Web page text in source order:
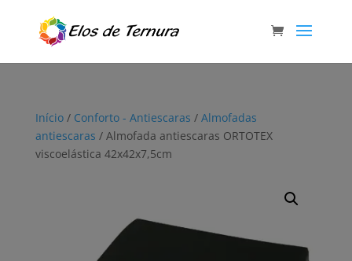
Início/ Conforto - Antiescaras / Almofadas
antiescaras / Almofada antiescaras ORTOTEX
viscoelástica 42x42x7,5cm